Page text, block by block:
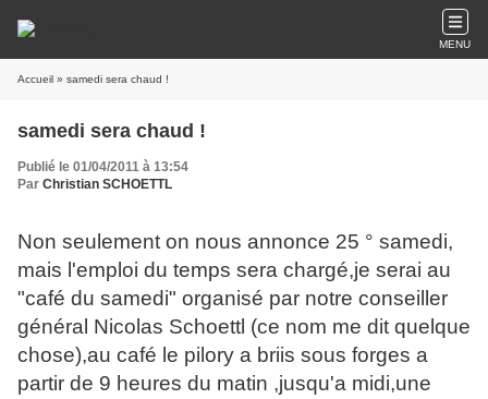
MENU
Accueil » samedi sera chaud !
samedi sera chaud !
Publié le 01/04/2011 à 13:54
Par Christian SCHOETTL
Non seulement on nous annonce 25 ° samedi,
mais l'emploi du temps sera chargé,je serai au
"café du samedi" organisé par notre conseiller
général Nicolas Schoettl (ce nom me dit quelque
chose),au café le pilory a briis sous forges a
partir de 9 heures du matin ,jusqu'a midi,une